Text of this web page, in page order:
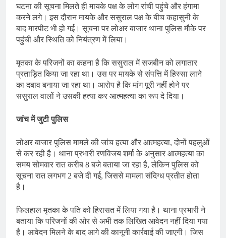
घटना की सूचना मिलते ही मायके पक्ष के लोग रांची पहुंचे और हंगामा
करने लगे। इस दौरान मायके और ससुराल पक्ष के बीच कहासुनी के
बाद मारपीट भी हो गई। सूचना पर लोअर बाजार थाना पुलिस मौके पर
पहुंची और स्थिति को नियंत्रण में लिया।
मृतका के परिजनों का कहना है कि ससुराल में सजबीन को लगातार
प्रताड़ित किया जा रहा था। उस पर मायके से संपत्ति में हिस्सा लाने
का दबाव बनाया जा रहा था। आरोप है कि मांग पूरी नहीं होने पर
ससुराल वालों ने उसकी हत्या कर आत्महत्या का रूप दे दिया।
जांच में जुटी पुलिस
लोअर बाजार पुलिस मामले की जांच हत्या और आत्महत्या, दोनों पहलुओं
से कर रही है। थाना प्रभारी रणविजय शर्मा के अनुसार आत्महत्या का
समय सोमवार रात करीब 8 बजे बताया जा रहा है, लेकिन पुलिस को
सूचना रात लगभग 2 बजे दी गई, जिससे मामला संदिग्ध प्रतीत होता
है।
फिलहाल मृतका के पति को हिरासत में लिया गया है। थाना प्रभारी ने
बताया कि परिजनों की ओर से अभी तक लिखित आवेदन नहीं दिया गया
है। आवेदन मिलने के बाद आगे की कानूनी कार्रवाई की जाएगी। जिस